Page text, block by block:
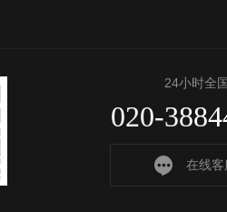
24小时全
020-
在线客